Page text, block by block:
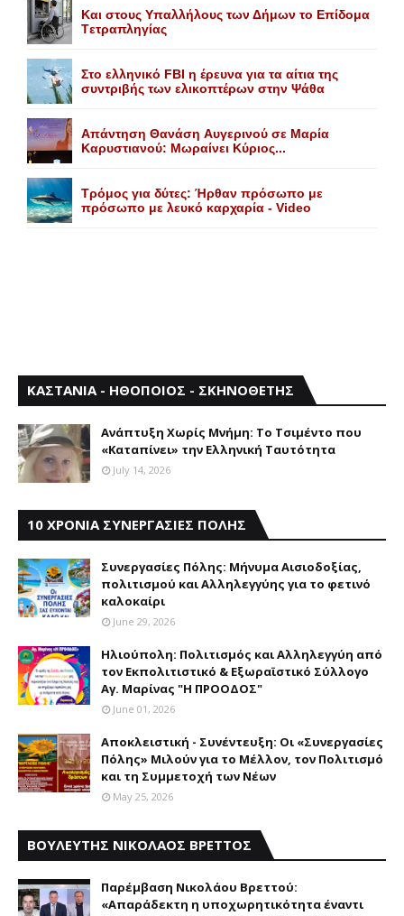
Kαι στους Yπαλλήλους των Δήμων το Eπίδομα
Tετραπληγίας
Στο ελληνικό FBI η έρευνα για τα αίτια της
συντριβής των ελικοπτέρων στην Ψάθα
Aπάντηση Θανάση Aυγερινού σε Mαρία
Kαρυστιανού: Mωραίνει Kύριος...
Τρόμος για δύτες: Ήρθαν πρόσωπο με
πρόσωπο με λευκό καρχαρία - Video
ΚΑΣΤΑΝΙΑ - ΗΘΟΠΟΙΟΣ - ΣΚΗΝΟΘΕΤΗΣ
Aνάπτυξη Xωρίς Mνήμη: Το Τσιμέντο που
«Καταπίνει» την Ελληνική Ταυτότητα
July 14, 2026
10 ΧΡΟΝΙΑ ΣΥΝΕΡΓΑΣΙΕΣ ΠΟΛΗΣ
Συνεργασίες Πόλης: Mήνυμα Aισιοδοξίας,
πολιτισμού και Aλληλεγγύης για το φετινό
καλοκαίρι
June 29, 2026
Ηλιούπολη: Πολιτισμός και Aλληλεγγύη από
τον Εκπολιτιστικό & Εξωραϊστικό Σύλλογο
Αγ. Μαρίνας "Η ΠΡΟΟΔΟΣ"
June 01, 2026
Αποκλειστική - Συνέντευξη: Οι «Συνεργασίες
Πόλης» Μιλούν για το Μέλλον, τον Πολιτισμό
και τη Συμμετοχή των Νέων
May 25, 2026
ΒΟΥΛΕΥΤΗΣ ΝΙΚΟΛΑΟΣ ΒΡΕΤΤΟΣ
Παρέμβαση Nικολάου Bρεττού:
«Aπαράδεκτη η υποχωρητικότητα έναντι